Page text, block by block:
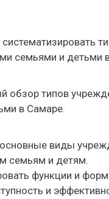
семьями и детьми
обзор типов
в Самаре.
виды
семьям и детям.
функции и
и